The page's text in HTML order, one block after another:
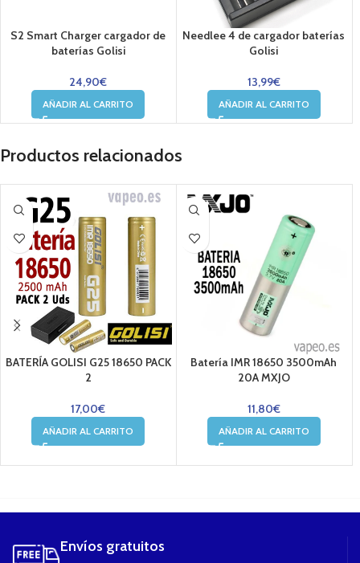
S2 Smart Charger cargador de
baterías Golisi
24,90€
AÑADIR AL CARRITO
Needlee 4 de cargador baterías
Golisi
13,99€
AÑADIR AL CARRITO
Productos relacionados
BATERÍA GOLISI G25 18650 PACK
2
17,00€
AÑADIR AL CARRITO
Batería IMR 18650 3500mAh
20A MXJO
11,80€
AÑADIR AL CARRITO
Envíos gratuitos